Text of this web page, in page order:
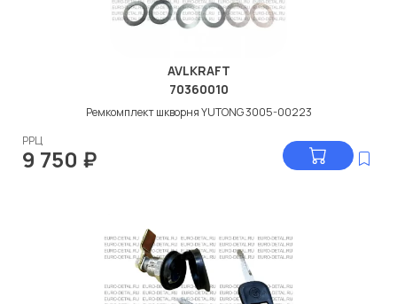
AVLKRAFT
70360010
Ремкомплект шкворня YUTONG 3005-00223
РРЦ
9 750 ₽